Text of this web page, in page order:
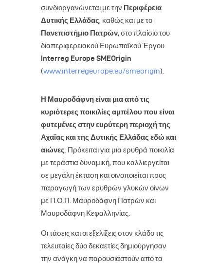
συνδιοργανώνεται με την Περιφέρεια
Δυτικής Ελλάδας, καθώς και με το
Πανεπιστήμιο Πατρών, στο πλαίσιο του
διαπεριφερειακού Ευρωπαϊκού Έργου
Interreg Europe SMEOrigin
(www.interregeurope.eu/smeorigin).
Η Μαυροδάφνη είναι μια από τις
κυριότερες ποικιλίες αμπέλου που είναι
φυτεμένες στην ευρύτερη περιοχή της
Αχαΐας και της Δυτικής Ελλάδας εδώ και
αιώνες . Πρόκειται για μια ερυθρά ποικιλία
με τεράστια δυναμική, που καλλιεργείται
σε μεγάλη έκταση και οινοποιείται προς
παραγωγή των ερυθρών γλυκών οίνων
με Π.Ο.Π. Μαυροδάφνη Πατρών και
Μαυροδάφνη Κεφαλληνίας.
Οι τάσεις και οι εξελίξεις στον κλάδο τις
τελευταίες δύο δεκαετίες δημιούργησαν
την ανάγκη να παρουσιαστούν από τα